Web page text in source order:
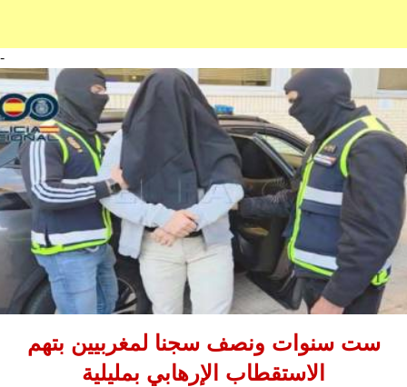
-
ست سنوات ونصف سجنا لمغربيين بتهم
الاستقطاب الإرهابي بمليلية